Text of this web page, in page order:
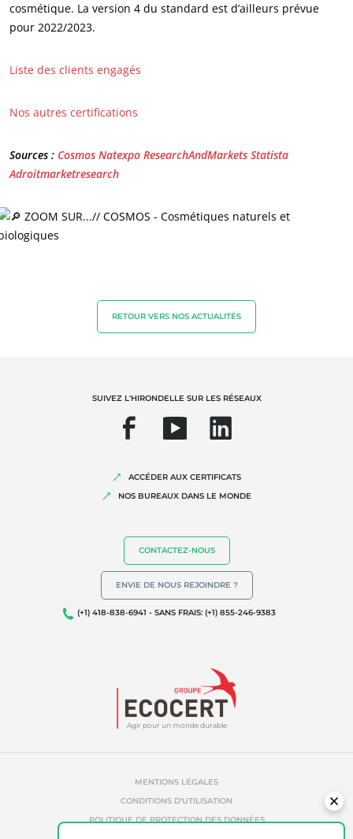
Agriculture biologique
Commerce équitable
Responsabilité sociétale des entreprises
cosmétique. La version 4 du standard est d’ailleurs prévue
pour 2022/2023.
Liste des clients engagés
Nos autres certifications
Sources : Cosmos Natexpo ResearchAndMarkets Statista
Adroitmarketresearch
RETOUR VERS NOS ACTUALITÉS
Agir pour un monde durable
SUIVEZ L'HIRONDELLE SUR LES RÉSEAUX
ACCÉDER AUX CERTIFICATS
NOS BUREAUX DANS LE MONDE
CONTACTEZ-NOUS
ENVIE DE NOUS REJOINDRE ?
(+1) 418-838-6941 - SANS FRAIS: (+1) 855-246-9383
MENTIONS LÉGALES
CONDITIONS D'UTILISATION
POLITIQUE DE PROTECTION DES DONNÉES